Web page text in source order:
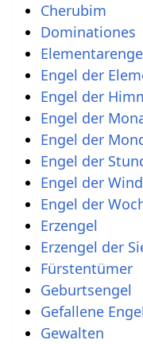
Cherubim
Dominationes
Engel der
Engel der
Engel der
Engel der
Engel der
Engel der
Engel der
Erzengel
Erzengel der
Fürstentümer
Geburtsengel
Gefallene Engel
Gewalten